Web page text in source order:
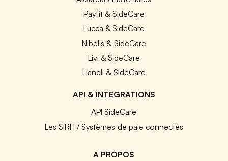
Payfit & SideCare
Lucca & SideCare
Nibelis & SideCare
Livi & SideCare
Lianeli & SideCare
API & INTEGRATIONS
API SideCare
Les SIRH / Systèmes de paie connectés
A PROPOS